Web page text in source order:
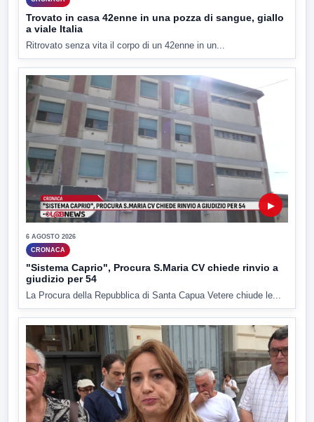
Trovato in casa 42enne in una pozza di sangue, giallo
a viale Italia
Ritrovato senza vita il corpo di un 42enne in un...
▶
6 AGOSTO 2026
CRONACA
"Sistema Caprio", Procura S.Maria CV chiede rinvio a
giudizio per 54
La Procura della Repubblica di Santa Capua Vetere chiude le...